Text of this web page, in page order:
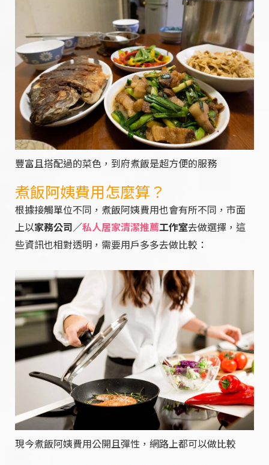
豐富且搭配過的菜色，到府煮飯是超方便的服務
煮飯阿姨費用怎麼算？
根據接觸單位不同，煮飯阿姨費用也會有所不同，市面
上以家務公司／私人居家清潔推薦工作室去做選擇，這
些資訊也相對透明，需要用戶多多去做比較：
現今煮飯阿姨費用公開且彈性，網路上都可以做比較